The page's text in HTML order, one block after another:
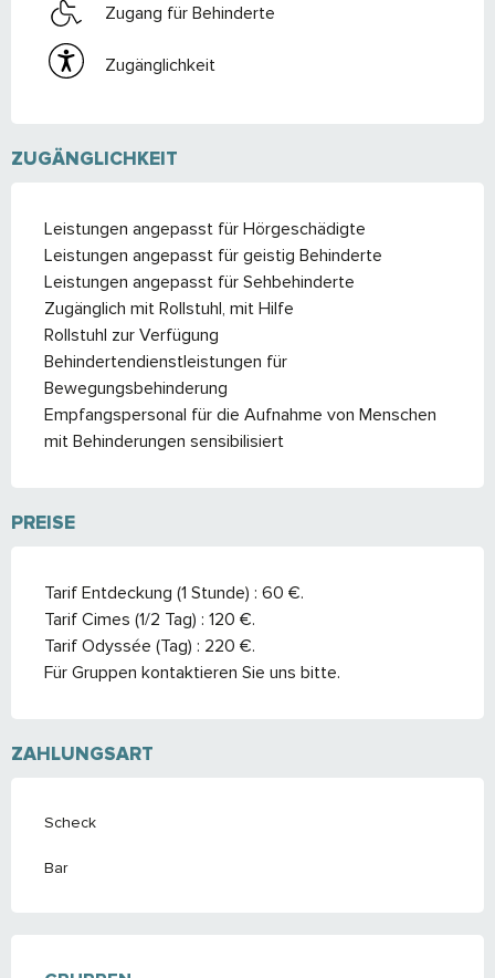
Zugang für Behinderte
Zugänglichkeit
ZUGÄNGLICHKEIT
Leistungen angepasst für Hörgeschädigte
Leistungen angepasst für geistig Behinderte
Leistungen angepasst für Sehbehinderte
Zugänglich mit Rollstuhl, mit Hilfe
Rollstuhl zur Verfügung
Behindertendienstleistungen für
Bewegungsbehinderung
Empfangspersonal für die Aufnahme von Menschen
mit Behinderungen sensibilisiert
PREISE
Tarif Entdeckung (1 Stunde) : 60 €.
Tarif Cimes (1/2 Tag) : 120 €.
Tarif Odyssée (Tag) : 220 €.
Für Gruppen kontaktieren Sie uns bitte.
ZAHLUNGSART
Scheck
Bar